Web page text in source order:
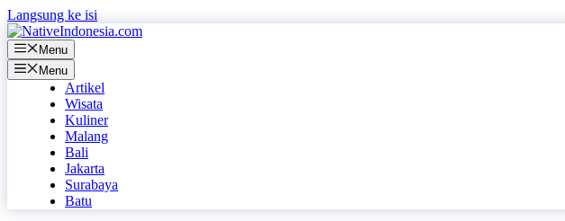
Langsung ke isi
Menu
Menu
Artikel
Wisata
Kuliner
Malang
Bali
Jakarta
Surabaya
Batu